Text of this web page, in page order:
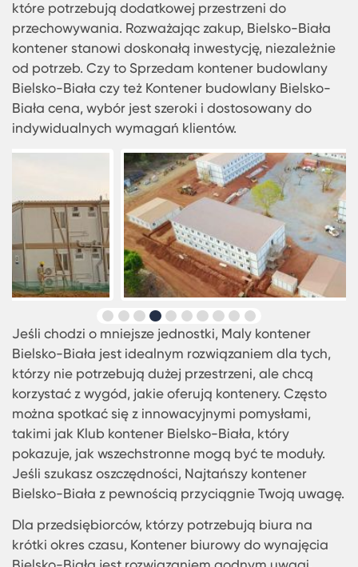
kontenerowe. Wynajmę kontener Bielsko-Biała to
fraza, która stała się niezwykle popularna wśród
lokalnych firm budowlanych oraz
które potrzebują dodatkowej przestrzeni do
przechowywania. Rozważając zakup, Bielsko-
kontener stanowi doskonałą inwestycję,
od potrzeb. Czy to Sprzedam kontener
Bielsko-Biała czy też Kontener budowlany
Biała cena, wybór jest szeroki i dostosowany do
indywidualnych wymagań klientów.
Jeśli chodzi o mniejsze jednostki, Maly kontener
Bielsko-Biała jest idealnym rozwiązaniem dla
którzy nie potrzebują dużej przestrzeni, ale chcą
można spotkać się z innowacyjnymi pomysłami,
takimi jak Klub kontener Bielsko-Biała, który